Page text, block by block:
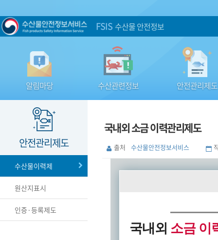
FSIS 수산물 안전정보
알림마당 수산관련정보 안전관리제도
안전관리제도
수산물이력제
원산지표시
인증·등록제도
국내외 소금 이력관리제도
출처 수산물안전정보서비스
국내외 소금 이